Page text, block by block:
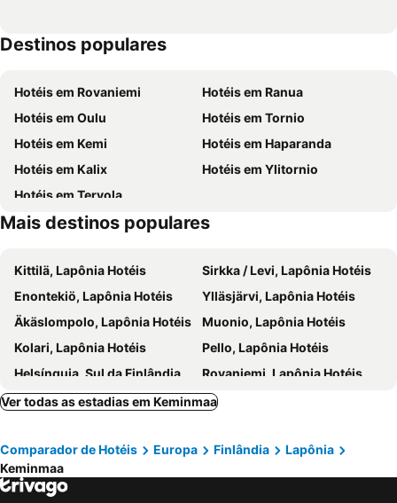
Destinos populares
Hotéis em Rovaniemi
Hotéis em Ranua
Hotéis em Oulu
Hotéis em Tornio
Hotéis em Kemi
Hotéis em Haparanda
Hotéis em Kalix
Hotéis em Ylitornio
Hotéis em Tervola
Mais destinos populares
Kittilä, Lapônia Hotéis
Sirkka / Levi, Lapônia Hotéis
Enontekiö, Lapônia Hotéis
Ylläsjärvi, Lapônia Hotéis
Äkäslompolo, Lapônia Hotéis
Muonio, Lapônia Hotéis
Kolari, Lapônia Hotéis
Pello, Lapônia Hotéis
Helsínquia, Sul da Finlândia Hotéis
Rovaniemi, Lapônia Hotéis
Vantaa, Sul da Finlândia Hotéis
Inari, Lapônia Hotéis
Kemijärvi, Lapônia Hotéis
Ver todas as estadias em Keminmaa
Comparador de Hotéis Europa Finlândia
Lapônia
Keminmaa